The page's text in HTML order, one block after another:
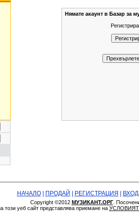
Нямате акаунт в Базар за
НАЧАЛО| ПРОДАЙ РЕГИСТРАЦИЯ ВХОД
Copyright ©2012 МУЗИКАНТ.ОРГ.
този уеб сайт представлява приемане на